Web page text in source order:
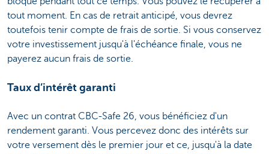
tout moment. En cas de retrait anticipé, vous devrez
toutefois tenir compte de frais de sortie. Si vous conservez
votre investissement jusqu'à l'échéance finale, vous ne
payerez aucun frais de sortie.
Taux d’intérêt garanti
Avec un contrat CBC-Safe 26, vous bénéficiez d'un
rendement garanti. Vous percevez donc des intérêts sur
votre versement dès le premier jour et ce, jusqu'à la date